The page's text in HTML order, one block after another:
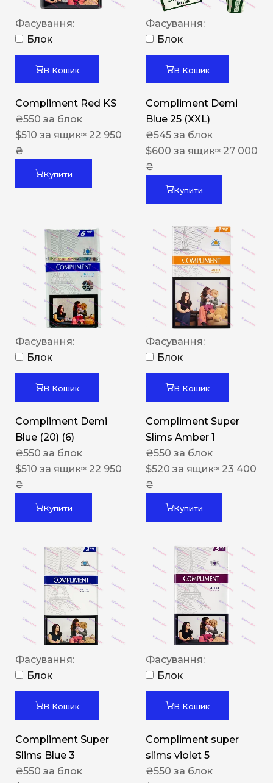
Фасування:
Блок
В Кошик
Compliment Red KS
₴550 за блок
$510 за ящик≈ 22 950
₴
Купити
Фасування:
Блок
В Кошик
Compliment Demi
Blue 25 (XXL)
₴545 за блок
$600 за ящик≈ 27 000
₴
Купити
Фасування:
Блок
В Кошик
Compliment Demi
Blue (20) (6)
₴550 за блок
$510 за ящик≈ 22 950
₴
Купити
Фасування:
Блок
В Кошик
Compliment Super
Slims Amber 1
₴550 за блок
$520 за ящик≈ 23 400
₴
Купити
Фасування:
Блок
В Кошик
Compliment Super
Slims Blue 3
₴550 за блок
Фасування:
Блок
В Кошик
Compliment super
slims violet 5
₴550 за блок